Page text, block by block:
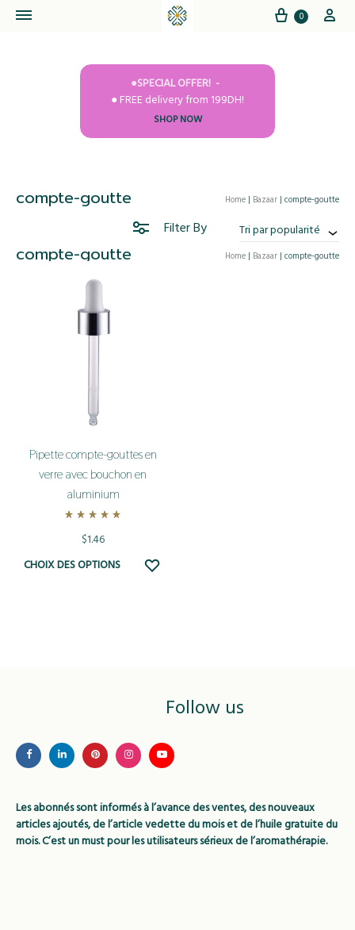
Cart
0
●SPECIAL OFFER!
● FREE delivery from 199DH!
SHOP NOW
compte-goutte Home | Bazaar | compte-goutte
compte-goutte Home | Bazaar | compte-goutte
Filter By Tri par popularité
Pipette compte-gouttes en
verre avec bouchon en
aluminium
$1.46
CHOIX DES OPTIONS
Ce
options
être
choisies
la
page
Follow us
Les abonnés sont informés à l’avance des ventes, des nouveaux
articles ajoutés, de l’article vedette du mois et de l’huile gratuite du
mois. C’est un must pour les utilisateurs sérieux de l’aromathérapie.